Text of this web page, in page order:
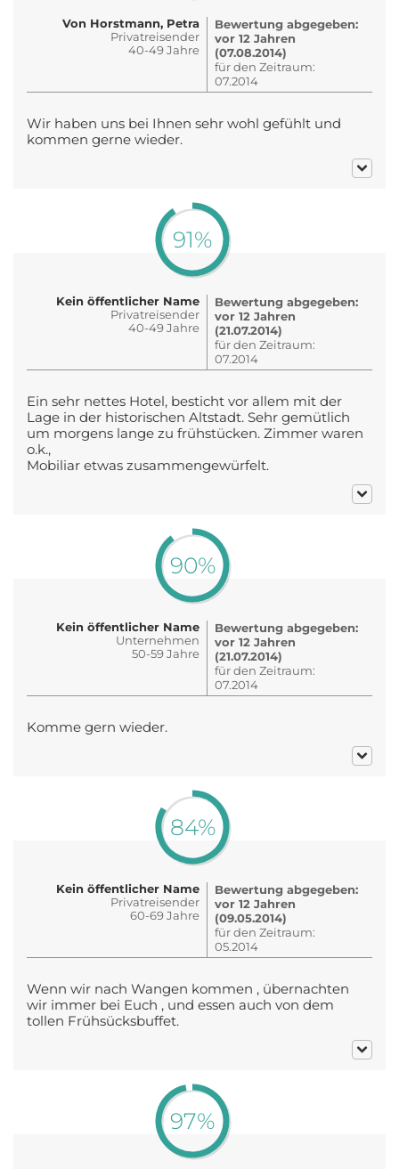
Von Horstmann, Petra
Privatreisender
40-49 Jahre
Bewertung abgegeben:
vor 12 Jahren
(07.08.2014)
für den Zeitraum:
07.2014
Wir haben uns bei Ihnen sehr wohl gefühlt und
kommen gerne wieder.
91%
Kein öffentlicher Name
Privatreisender
40-49 Jahre
Bewertung abgegeben:
vor 12 Jahren
(21.07.2014)
für den Zeitraum:
07.2014
Ein sehr nettes Hotel, besticht vor allem mit der
Lage in der historischen Altstadt. Sehr gemütlich
um morgens lange zu frühstücken. Zimmer waren
o.k.,
Mobiliar etwas zusammengewürfelt.
90%
Kein öffentlicher Name
Unternehmen
50-59 Jahre
Bewertung abgegeben:
vor 12 Jahren
(21.07.2014)
für den Zeitraum:
07.2014
Komme gern wieder.
84%
Kein öffentlicher Name
Privatreisender
60-69 Jahre
Bewertung abgegeben:
vor 12 Jahren
(09.05.2014)
für den Zeitraum:
05.2014
Wenn wir nach Wangen kommen , übernachten
wir immer bei Euch , und essen auch von dem
tollen Frühsücksbuffet.
97%